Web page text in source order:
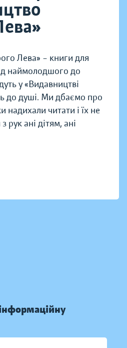
Лева» – книги для
наймолодшого до
у «Видавництві
до душі. Ми дбаємо про
читати і їх не
рук ані дітям, ані